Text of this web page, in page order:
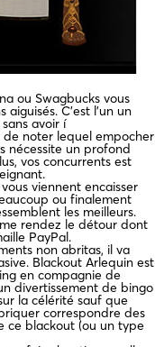
ou Swagbucks vous
C’est l’un un
avoir í
de noter lequel empocher
nécessite un profond
vos concurrents est
viennent encaisser
ou finalement
les meilleurs.
rendez le détour dont
PayPal.
non abritas, il va
Blackout Arlequin est
en compagnie de
divertissement de bingo
la célérité sauf que
correspondre des
ce blackout (ou un type